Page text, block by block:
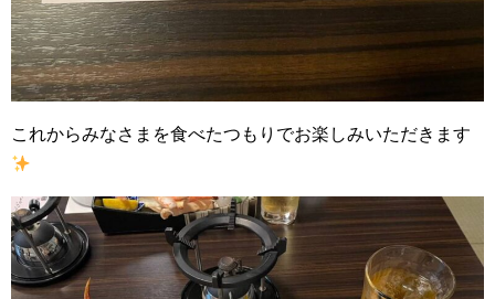
これからみなさまを食べたつもりでお楽しみいただきます